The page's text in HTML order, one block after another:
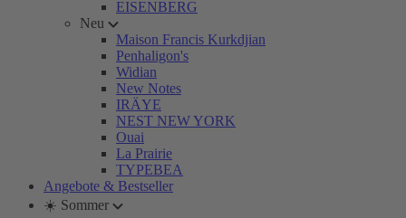
EISENBERG
Neu
Maison Francis Kurkdjian
Penhaligon's
Widian
New Notes
IRÄYE
NEST NEW YORK
Ouai
La Prairie
TYPEBEA
Angebote & Bestseller
☀️ Sommer